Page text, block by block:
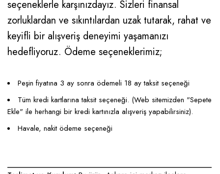
seçeneklerle karşınızdayız. Sizleri finansal
zorluklardan ve sıkıntılardan uzak tutarak, rahat ve
keyifli bir alışveriş deneyimi yaşamanızı
hedefliyoruz. Ödeme seçeneklerimiz;
Peşin fiyatına 3 ay sonra ödemeli 18 ay taksit seçeneği
Tüm kredi kartlarına taksit seçeneği. (Web sitemizden "Sepete
Ekle" ile herhangi bir kredi kartınızla alışveriş yapabilirsiniz).
Havale, nakit ödeme seçeneği
____________________________________________________